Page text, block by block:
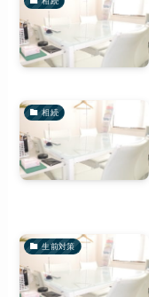
相続
生前対策